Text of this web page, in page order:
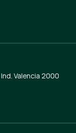
Valencia 2000